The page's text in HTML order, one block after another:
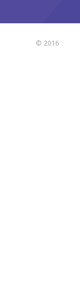
© 2016